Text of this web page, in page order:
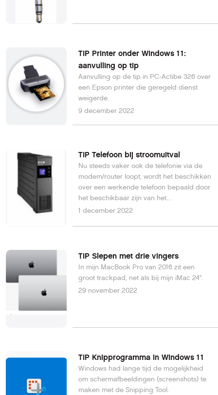
TIP Printer onder Windows 11:
aanvulling op tip
Aanvulling op de tip in PC-Actibe 326 over
een Epson printer die geregeld dienst
weigerde.
9 december 2022
TIP Telefoon bij stroomuitval
Nu steeds vaker ook de telefonie via de
modem/router loopt, wordt het beschikken
over een werkende telefoon bepaald door
het beschikbaar zijn van het
modem/router.
1 december 2022
TIP Slepen met drie vingers
In mijn MacBook Pro van 2016 zit een
groot trackpad, net als bij mijn iMac 24”.
29 november 2022
TIP Knipprogramma in Windows 11
Windows had lange tijd de mogelijkheid
om schermafbeeldingen (screenshots) te
maken met de Snipping Tool.